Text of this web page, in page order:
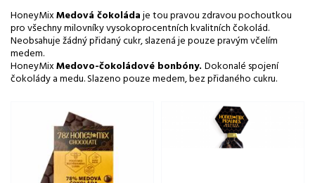
HoneyMixMedová čokoládaje tou pravou zdravou pochoutkou
pro všechny milovníky vysokoprocentních kvalitních čokolád.
Neobsahuje žádný přidaný cukr, slazená je pouze pravým včelím
medem.
HoneyMixMedovo-čokoládové bonbóny. Dokonalé spojení
čokolády a medu. Slazeno pouze medem, bez přidaného cukru.